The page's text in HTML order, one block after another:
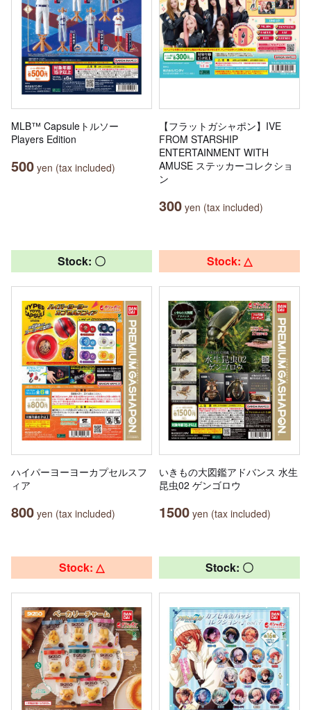
MLB™ Capsuleトルソー
Players Edition
500 yen (tax included)
【フラットガシャポン】IVE
FROM STARSHIP
ENTERTAINMENT WITH
AMUSE ステッカーコレクショ
ン
300 yen (tax included)
Stock: 〇
ハイパーヨーヨーカプセルスフ
ィア
800 yen (tax included)
Stock: △
いきもの大図鑑アドバンス 水生
昆虫02 ゲンゴロウ
1500 yen (tax included)
Stock: △ Stock: 〇